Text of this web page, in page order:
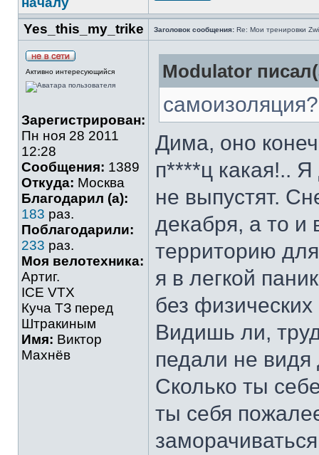
Yes_this_my_trike
Заголовок сообщения: Re: Мои тренировки
Активно интересующийся
Зарегистрирован:
Пн ноя 28 2011
12:28
Сообщения: 1389
Откуда: Москва
Благодарил (а):
183 раз.
Поблагодарили:
233 раз.
Моя велотехника:
Артиг.
ICE VTX
Куча ТЗ перед
Штракиным
Имя: Виктор
Махнёв
Modulator
самоизоляция?
Дима, оно
п****ц какая!..
не выпустят.
декабря, а то
территорию для
я в легкой
без физических
Видишь ли,
педали не видя
Сколько ты
ты себя